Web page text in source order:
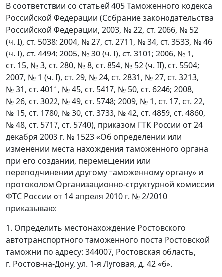
В соответствии со статьей 405 Таможенного кодекса
Российской Федерации (Собрание законодательства
Российской Федерации, 2003, № 22, ст. 2066, № 52
(ч. I), ст. 5038; 2004, № 27, ст. 2711, № 34, ст. 3533, № 46
(ч. I), ст. 4494; 2005, № 30 (ч. I), ст. 3101; 2006, № 1,
ст. 15, № 3, ст. 280, № 8, ст. 854, № 52 (ч. II), ст. 5504;
2007, № 1 (ч. I), ст. 29, № 24, ст. 2831, № 27, ст. 3213,
№ 31, ст. 4011, № 45, ст. 5417, № 50, ст. 6246; 2008,
№ 26, ст. 3022, № 49, ст. 5748; 2009, № 1, ст. 17, ст. 22,
№ 15, ст. 1780, № 30, ст. 3733, № 42, ст. 4859, ст. 4860,
№ 48, ст. 5717, ст. 5740), приказом ГТК России от 24
декабря 2003 г. № 1523 «Об определении или
изменении места нахождения таможенного органа
при его создании, перемещении или
переподчинении другому таможенному органу» и
протоколом Организационно-структурной комиссии
ФТС России от 14 апреля 2010 г. № 2/2010
приказываю:
1. Определить местонахождение Ростовского
автотранспортного таможенного поста Ростовской
таможни по адресу: 344007, Ростовская область,
г. Ростов-на-Дону, ул. 1-я Луговая, д. 42 «б».